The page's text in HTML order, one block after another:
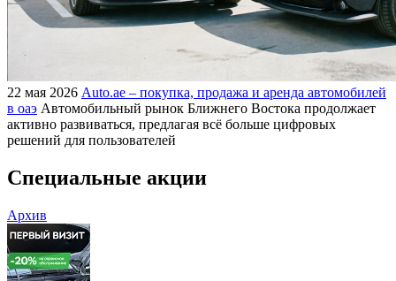
22 мая 2026 Auto.ae – покупка, продажа и аренда автомобилей
в оаэ Автомобильный рынок Ближнего Востока продолжает
активно развиваться, предлагая всё больше цифровых
решений для пользователей
Специальные акции
Архив